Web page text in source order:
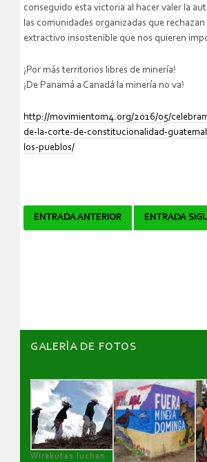
conseguido esta victoria al hacer valer la
las comunidades organizadas que
extractivo insostenible que nos quieren
¡Por más territorios libres de minería!
¡De Panamá a Canadá la minería no va!
http://movimientom4.org/2016/05/
de-la-corte-de-constitucionalidad-
los-pueblos/
Navegador
ENTRADA ANTERIOR ENTRADA
GALERÌA DE FOTOS
Wirakutas luchan